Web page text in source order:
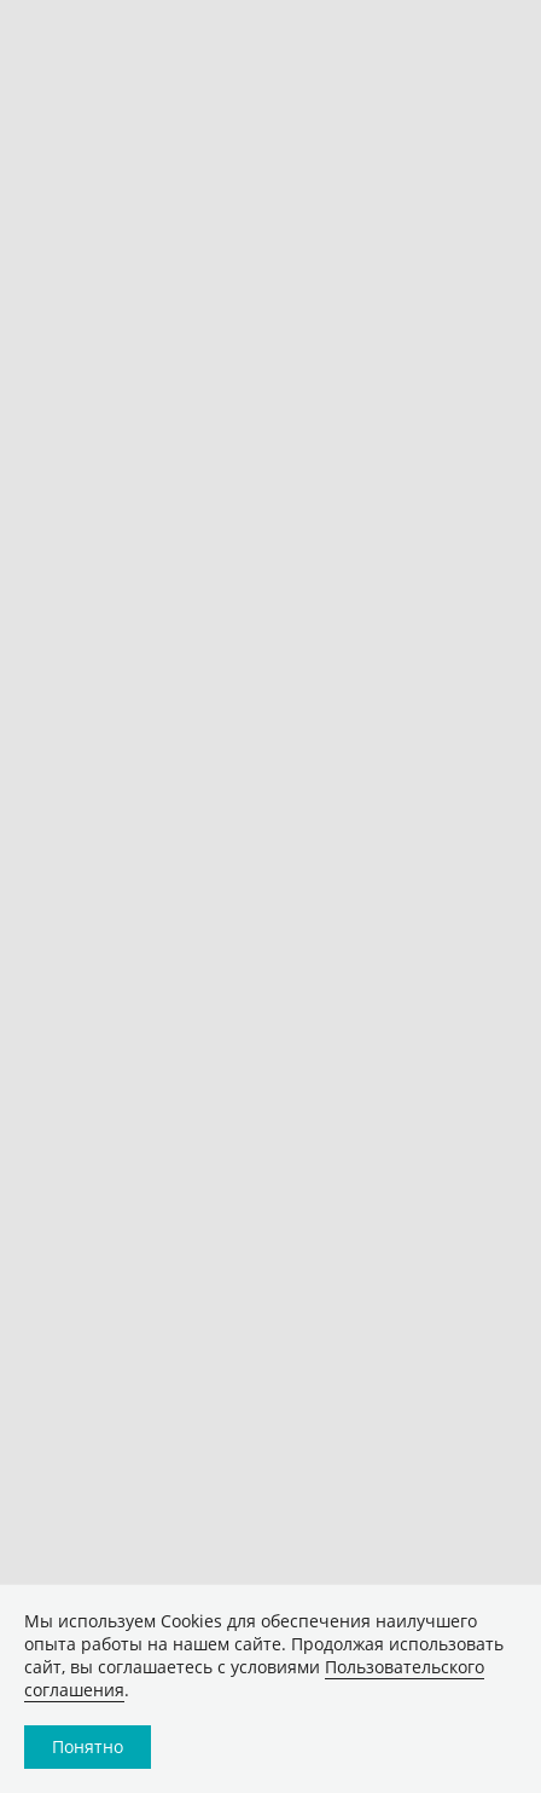
Мы используем Сookies для обеспечения наилучшего
опыта работы на нашем сайте. Продолжая использовать
сайт, вы соглашаетесь с условиями Пользовательского
соглашения.
Понятно